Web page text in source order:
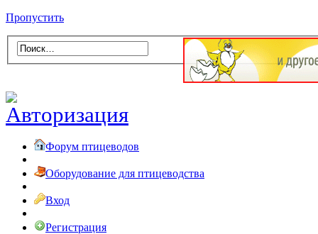
Пропустить
Форум птицеводов
Оборудование для птицеводства
Вход
Регистрация